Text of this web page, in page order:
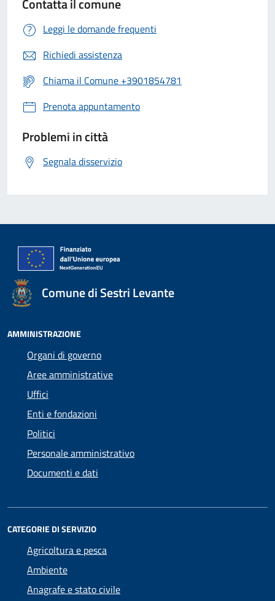
Contatta il comune
Leggi le domande frequenti
Richiedi assistenza
Chiama il Comune +3901854781
Prenota appuntamento
Problemi in città
Segnala disservizio
Comune di Sestri Levante
AMMINISTRAZIONE
Organi di governo
Aree amministrative
Uffici
Enti e fondazioni
Politici
Personale amministrativo
Documenti e dati
CATEGORIE DI SERVIZIO
Agricoltura e pesca
Ambiente
Anagrafe e stato civile